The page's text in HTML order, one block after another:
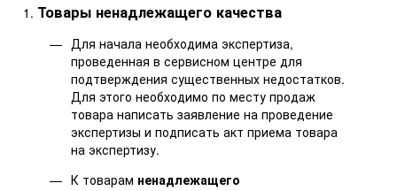
Товары ненадлежащего качества
Для начала необходима экспертиза,
проведенная в сервисном центре для
подтверждения существенных недостатков.
Для этого необходимо по месту продаж
товара написать заявление на проведение
экспертизы и подписать акт приема товара
на экспертизу.
К товарам ненадлежащего